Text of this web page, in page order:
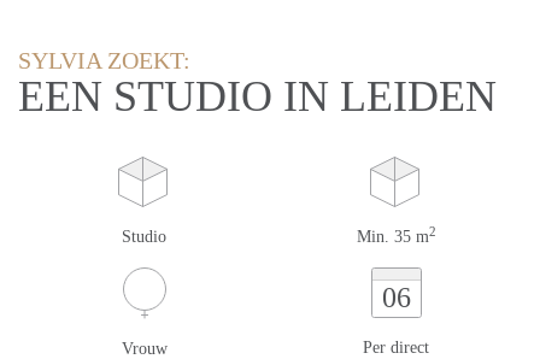
SYLVIA ZOEKT:
EEN STUDIO IN LEIDEN
Studio Min. 35 m2
Vrouw
06
Per direct